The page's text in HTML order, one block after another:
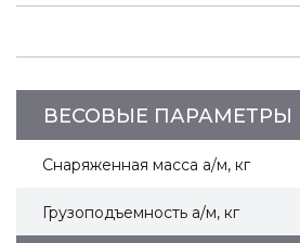
ВЕСОВЫЕ ПАРАМЕТРЫ
Снаряженная масса а/м, кг
Грузоподъемность а/м, кг